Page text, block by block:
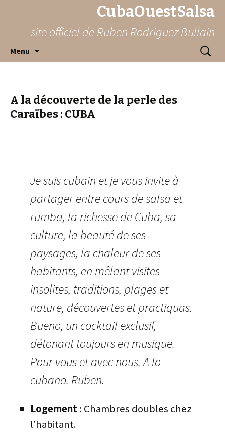
CubaOuestSalsa
site officiel de Ruben Rodriguez Bullain
Menu
Skip
to
A la découverte de la perle des
Caraïbes : CUBA
Je suis cubain et je vous invite à
partager entre cours de salsa et
rumba, la richesse de Cuba, sa
culture, la beauté de ses
paysages, la chaleur de ses
habitants, en mêlant visites
insolites, traditions, plages et
nature, découvertes et practiquas.
Bueno, un cocktail exclusif,
détonant toujours en musique.
Pour vous et avec nous. A lo
cubano. Ruben.
Logement: Chambres doubles chez
l’habitant.